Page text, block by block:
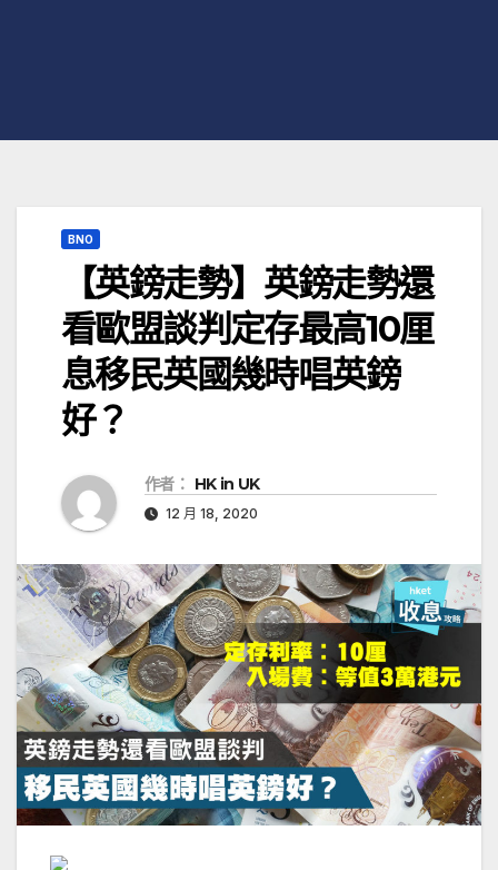
BNO
【英鎊走勢】英鎊走勢還
看歐盟談判定存最高10厘
息移民英國幾時唱英鎊
好？
作者： HK in UK
12 月 18, 2020